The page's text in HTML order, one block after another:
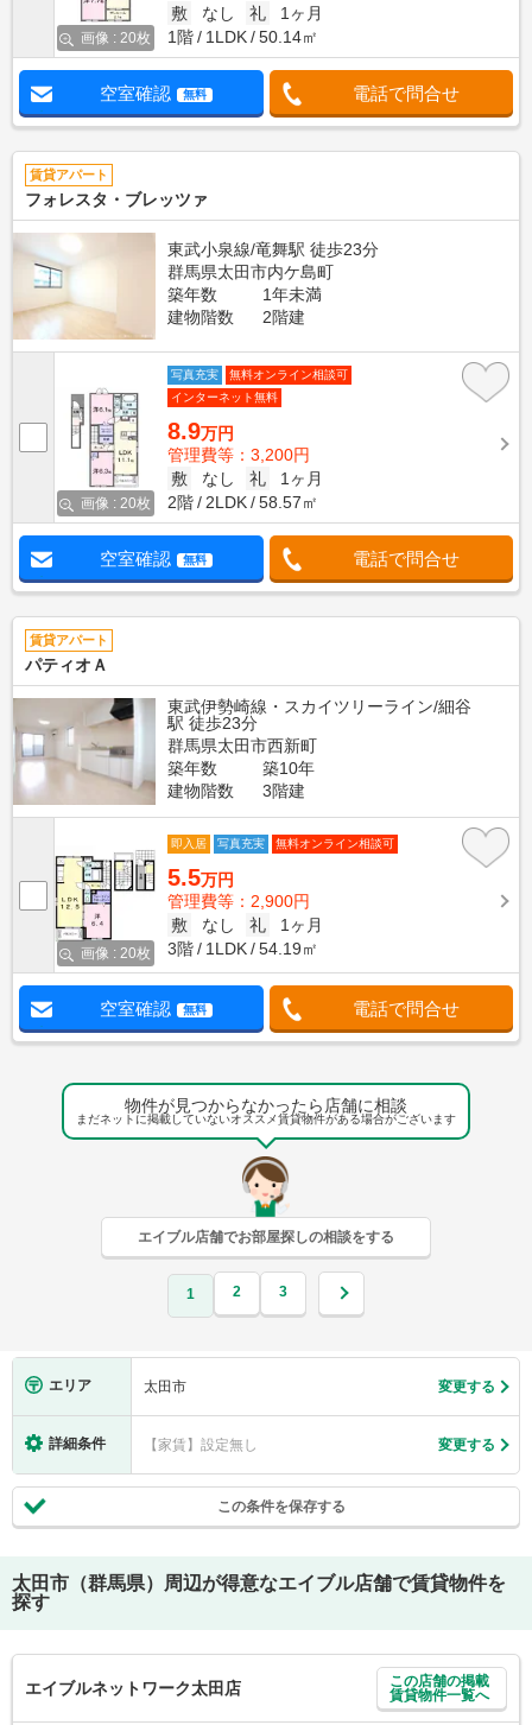
画像 : 20枚
敷
なし 礼
1ヶ月
1階
1LDK 50.14㎡
空室確認 無料 電話で問合せ
賃貸アパート
フォレスタ・ブレッツァ
東武小泉線/竜舞駅 徒歩23分
群馬県太田市内ケ島町
築年数
1年未満
建物階数
2階建
画像 : 20枚
写真充実
無料オンライン相談可
インターネット無料
8.9万円
管理費等：3,200円
敷
なし 礼
1ヶ月
2階
2LDK 58.57㎡
空室確認 無料 電話で問合せ
賃貸アパート
パティオＡ
東武伊勢崎線・スカイツリーライン/細谷
駅 徒歩23分
群馬県太田市西新町
築年数
築10年
建物階数
3階建
画像 : 20枚
即入居 写真充実 無料オンライン相談可
5.5万円
管理費等：2,900円
敷
なし 礼
1ヶ月
3階
1LDK 54.19㎡
空室確認 無料 電話で問合せ
物件が見つからなかったら店舗に相談
まだネットに掲載していないオススメ賃貸物件がある場合がございます
エイブル店舗でお部屋探しの相談をする
1 2 3
エリア 太田市 変更する
詳細条件 【家賃】設定無し 変更する
この条件を保存する
太田市（群馬県）
周辺が得意なエイブル店舗で賃貸物件を
探す
エイブルネットワーク太田店
この店舗の掲載
賃貸物件一覧へ